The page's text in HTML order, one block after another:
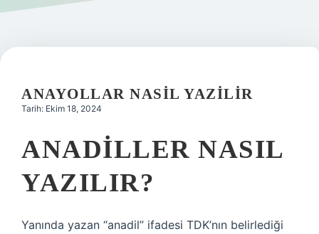
Gizlilik
Hakkımızda
ANAYOLLAR NASIL YAZILIR
Tarih: Ekim 18, 2024
ANADILLER NASIL
YAZILIR?
Yanında yazan “anadil” ifadesi TDK’nın belirlediği